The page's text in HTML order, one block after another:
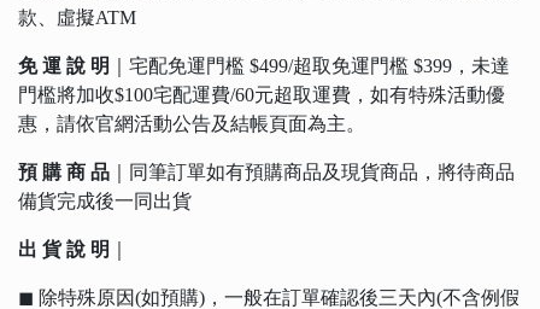
款、虛擬ATM
免 運 說 明
｜宅配免運門檻 $499/超取免運門檻 $399，未達
門檻將加收$100宅配運費/60元超取運費，如有特殊活動優
惠，請依官網活動公告及結帳頁面為主。
預 購 商 品 ｜同筆訂單如有預購商品及現貨商品，將待商品
備貨完成後一同出貨
出 貨 說 明
◼︎ 除特殊原因(如預購)，一般在訂單確認後三天內(不含例假